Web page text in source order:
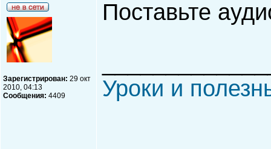
Зарегистрирован: 29 окт
2010, 04:13
Сообщения: 4409
Поставьте
Уроки и